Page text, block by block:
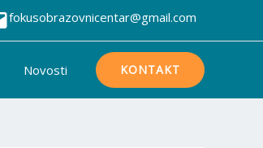
fokusobrazovnicentar@gmail.com
Novosti KONTAKT